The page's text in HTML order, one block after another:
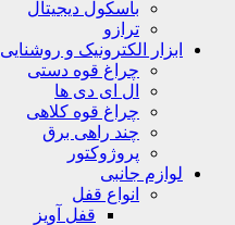
باسکول دیجیتال
ترازو
ابزار الکترونیک و روشنایی
چراغ قوه دستی
ال ای دی ها
چراغ قوه کلاهی
چند راهی برق
پروژوکتور
لوازم جانبی
انواع قفل
قفل آویز